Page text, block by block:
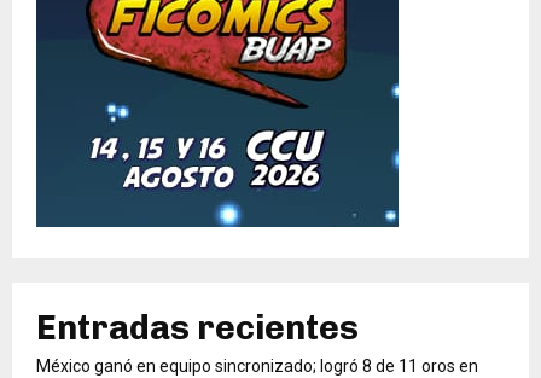
Entradas recientes
México ganó en equipo sincronizado; logró 8 de 11 oros en